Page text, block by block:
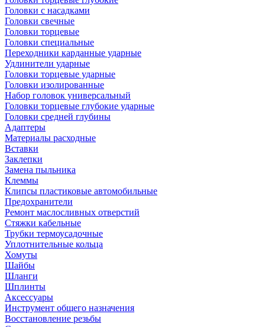
Головки с насадками
Головки свечные
Головки торцевые
Головки специальные
Переходники карданные ударные
Удлинители ударные
Головки торцевые ударные
Головки изолированные
Набор головок универсальный
Головки торцевые глубокие ударные
Головки средней глубины
Адаптеры
Материалы расходные
Вставки
Заклепки
Замена пыльника
Клеммы
Клипсы пластиковые автомобильные
Предохранители
Ремонт маслосливных отверстий
Стяжки кабельные
Трубки термоусадочные
Уплотнительные кольца
Хомуты
Шайбы
Шланги
Шплинты
Аксессуары
Инструмент общего назначения
Восстановление резьбы